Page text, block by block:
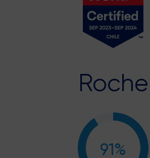
Roche
91%